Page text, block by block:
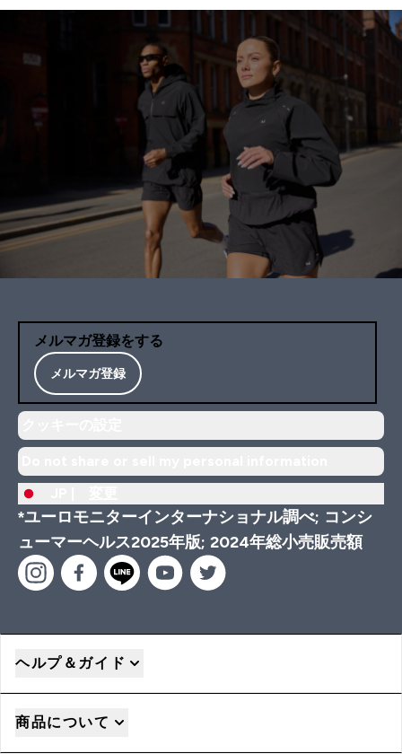
メルマガ登録をする
メルマガ登録
*ユーロモニターインターナショナル調べ; コンシ
ューマーヘルス2025年版; 2024年総小売販売額
ヘルプ＆ガイド
商品について